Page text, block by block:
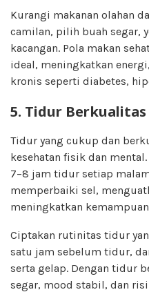
Kurangi makanan olahan
camilan, pilih buah segar,
kacangan. Pola makan
ideal, meningkatkan
kronis seperti diabetes,
5. Tidur
Tidur yang cukup dan
kesehatan fisik dan
7–8 jam tidur setiap
memperbaiki sel,
meningkatkan
Ciptakan rutinitas tidur
satu jam sebelum tidur,
serta gelap. Dengan tidur
segar, mood stabil, dan